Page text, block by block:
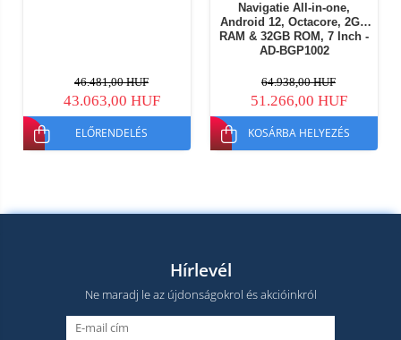
46.481,00 HUF
43.063,00 HUF
ELŐRENDELÉS
Navigatie All-in-one,
Android 12, Octacore, 2GB
RAM & 32GB ROM, 7 Inch -
AD-BGP1002
64.938,00 HUF
51.266,00 HUF
KOSÁRBA HELYEZÉS
Hírlevél
Ne maradj le az újdonságokrol és akcióinkról